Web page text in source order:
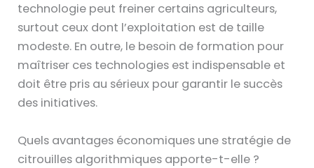
technologie peut freiner certains agriculteurs,
surtout ceux dont l’exploitation est de taille
modeste. En outre, le besoin de formation pour
maîtriser ces technologies est indispensable et
doit être pris au sérieux pour garantir le succès
des initiatives.
Quels avantages économiques une stratégie de
citrouilles algorithmiques apporte-t-elle ?